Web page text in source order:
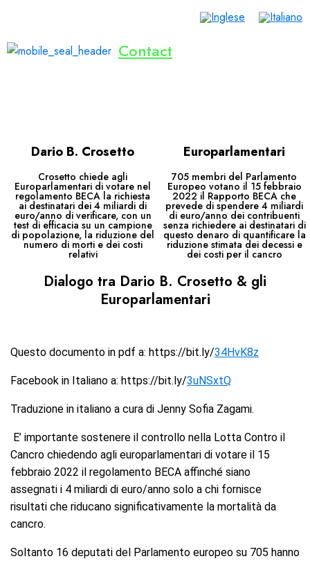
Contact
Dario B. Crosetto
Crosetto chiede agli
Europarlamentari di votare nel
regolamento BECA la richiesta
ai destinatari dei 4 miliardi di
euro/anno di verificare, con un
test di efficacia su un campione
di popolazione, la riduzione del
numero di morti e dei costi
relativi
Europarlamentari
705 membri del Parlamento
Europeo votano il 15 febbraio
2022 il Rapporto BECA che
prevede di spendere 4 miliardi
di euro/anno dei contribuenti
senza richiedere ai destinatari di
questo denaro di quantificare la
riduzione stimata dei decessi e
dei costi per il cancro
Dialogo tra Dario B. Crosetto & gli
Europarlamentari
Questo documento in pdf a: https://bit.ly/34HvK8z
Facebook in Italiano a: https://bit.ly/3uNSxtQ
Traduzione in italiano a cura di Jenny Sofia Zagami.
E’ importante sostenere il controllo nella Lotta Contro il
Cancro chiedendo agli europarlamentari di votare il 15
febbraio 2022 il regolamento BECA affinché siano
assegnati i 4 miliardi di euro/anno solo a chi fornisce
risultati che riducano significativamente la mortalità da
cancro.
Soltanto 16 deputati del Parlamento europeo su 705 hanno